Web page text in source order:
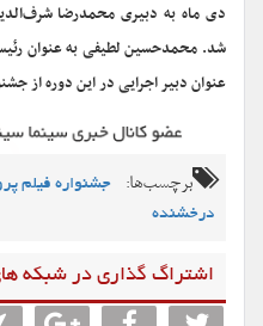
دی ماه به دبیری محمدرضا
شد. محمدحسین لطیفی به عنوان
عنوان دبیر اجرایی در این دوره از
برچسب‌ها: جشنواره فیلم
درخشنده
اشتراگ گذاری در شبکه